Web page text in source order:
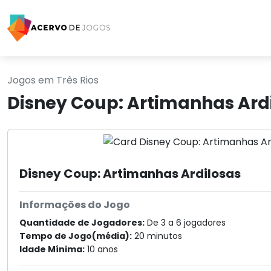
Jogos em Três Rios
Disney Coup: Artimanhas
Disney Coup: Artimanhas Ardilosas
Informações do Jogo
Quantidade de Jogadores: De 3 a 6 jogadores
Tempo de Jogo(média): 20 minutos
Idade Mínima: 10 anos